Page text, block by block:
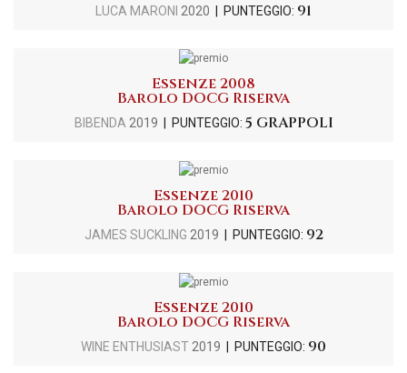
LUCA MARONI 2020 | PUNTEGGIO: 91
Essenze 2008
Barolo DOCG Riserva
BIBENDA 2019 | PUNTEGGIO: 5 GRAPPOLI
Essenze 2010
Barolo DOCG Riserva
JAMES SUCKLING 2019 | PUNTEGGIO: 92
Essenze 2010
Barolo DOCG Riserva
WINE ENTHUSIAST 2019 | PUNTEGGIO: 90